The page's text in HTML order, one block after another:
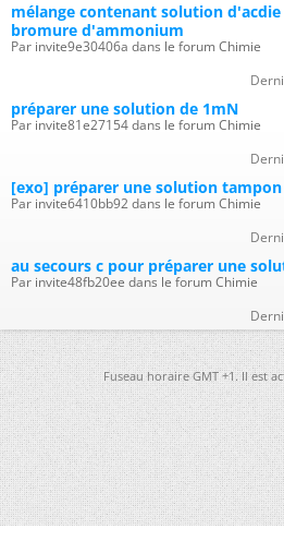
mélange contenant solution
bromure d'ammonium
Par invite9e30406a dans le forum Chimie
préparer une solution de 1mN
Par invite81e27154 dans le forum Chimie
[exo] préparer une solution tampon
Par invite6410bb92 dans le forum Chimie
au secours c pour préparer une
Par invite48fb20ee dans le forum Chimie
Fuseau horaire GMT +1. Il est